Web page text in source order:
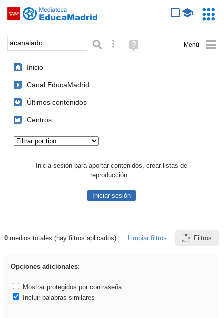
Saltar navegación
Palabra o frase: Búsqueda avanzada
Ayuda
(en
Inicio
Canal EducaMadrid
Últimos contenidos
Centros
Inicia sesión para aportar contenidos, crear listas de
reproducción...
Iniciar sesión
Resultados de: acanalado
0medios totales (hay filtros aplicados) Limpiar filtros Filtros
Opciones adicionales:
Mostrar protegidos por contraseña
Incluir palabras similares